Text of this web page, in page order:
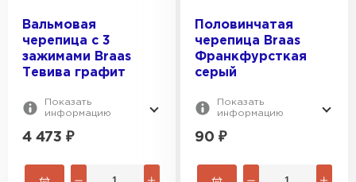
Вальмовая
черепица с 3
зажимами Braas
Тевива графит
Показать
информацию
4 473 ₽
Половинчатая
черепица Braas
Франкфурсткая
серый
Показать
информацию
90 ₽